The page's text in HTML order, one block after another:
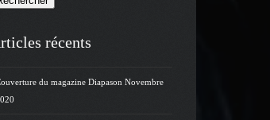
récents
du magazine Diapason Novembre